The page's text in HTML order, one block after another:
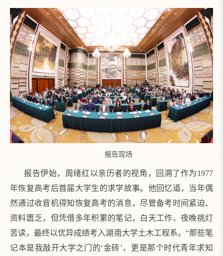
报告现场
报告伊始，周绪红以亲历者的视角，回溯了作为1977
年恢复高考后首届大学生的求学故事。他回忆道，当年偶
然通过收音机得知恢复高考的消息，尽管备考时间紧迫、
资料匮乏，但凭借多年积累的笔记，白天工作、夜晚挑灯
苦读，最终以优异成绩考入湖南大学土木工程系。“那些笔
记本是我敲开大学之门的‘金砖’，更是那个时代青年求知